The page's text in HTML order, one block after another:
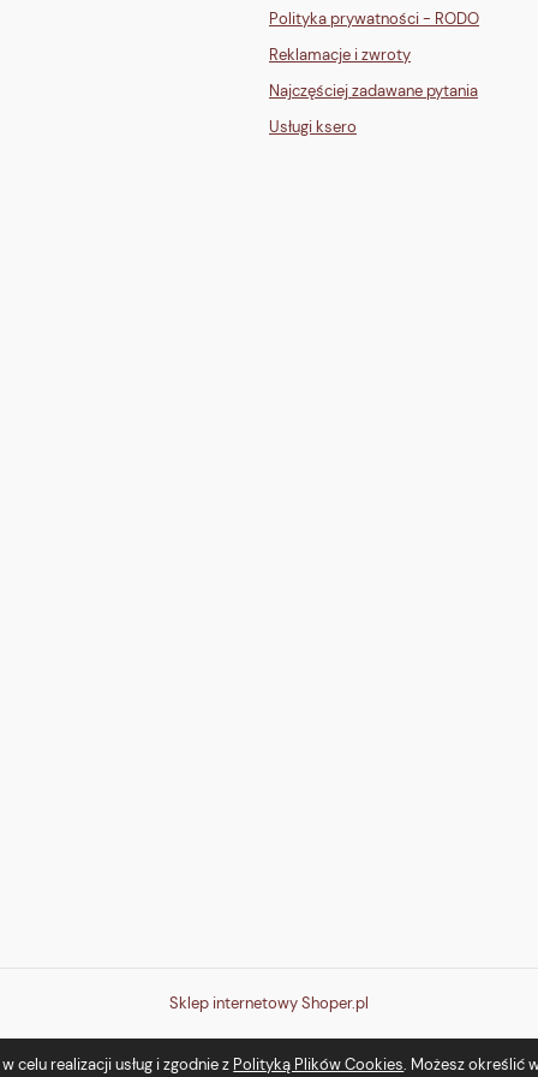
celu realizacji usług i zgodnie z Polityką Plików Cookies. Możesz określić
Polityka prywatności - RODO
Reklamacje i zwroty
Najczęściej zadawane pytania
Usługi ksero
Sklep internetowy Shoper.pl